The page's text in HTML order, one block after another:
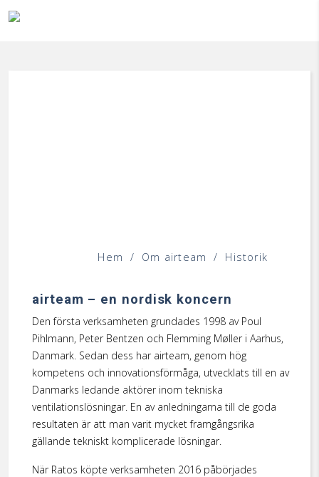
Hem / Om airteam / Historik
airteam – en nordisk koncern
Den första verksamheten grundades 1998 av Poul
Pihlmann, Peter Bentzen och Flemming Møller i Aarhus,
Danmark. Sedan dess har airteam, genom hög
kompetens och innovationsförmåga, utvecklats till en av
Danmarks ledande aktörer inom tekniska
ventilationslösningar. En av anledningarna till de goda
resultaten är att man varit mycket framgångsrika
gällande tekniskt komplicerade lösningar.
När Ratos köpte verksamheten 2016 påbörjades